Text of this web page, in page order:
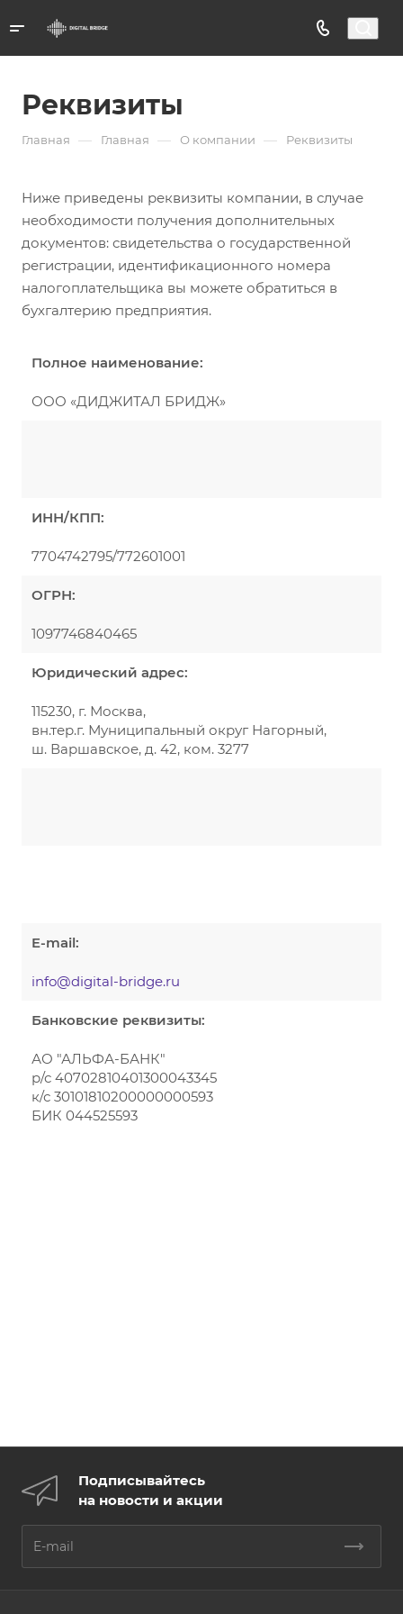
Реквизиты
Главная — Главная — О компании — Реквизиты
Ниже приведены реквизиты компании, в случае
необходимости получения дополнительных
документов: свидетельства о государственной
регистрации, идентификационного номера
налогоплательщика вы можете обратиться в
бухгалтерию предприятия.
Полное наименование:
ООО «ДИДЖИТАЛ БРИДЖ»
ИНН/КПП:
7704742795/772601001
ОГРН:
1097746840465
Юридический адрес:
115230, г. Москва,
вн.тер.г. Муниципальный округ Нагорный,
ш. Варшавское, д. 42, ком. 3277
E-mail:
info@digital-bridge.ru
Банковские реквизиты:
АО "АЛЬФА-БАНК"
р/с 40702810401300043345
к/с 30101810200000000593
БИК 044525593
Подписывайтесь
на новости и акции